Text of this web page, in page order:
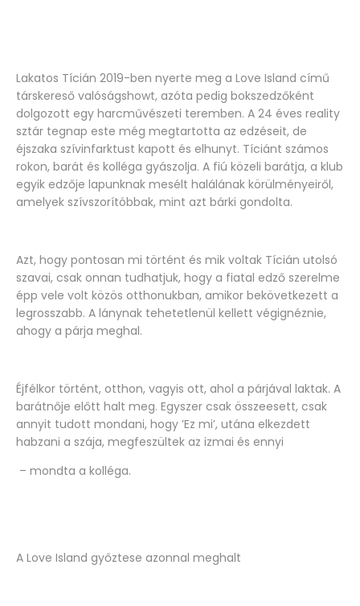
Lakatos Tícián 2019-ben nyerte meg a Love Island című
társkereső valóságshowt, azóta pedig bokszedzőként
dolgozott egy harcművészeti teremben. A 24 éves reality
sztár tegnap este még megtartotta az edzéseit, de
éjszaka szívinfarktust kapott és elhunyt. Tíciánt számos
rokon, barát és kolléga gyászolja. A fiú közeli barátja, a klub
egyik edzője lapunknak mesélt halálának körülményeiről,
amelyek szívszorítóbbak, mint azt bárki gondolta.
Azt, hogy pontosan mi történt és mik voltak Tícián utolsó
szavai, csak onnan tudhatjuk, hogy a fiatal edző szerelme
épp vele volt közös otthonukban, amikor bekövetkezett a
legrosszabb. A lánynak tehetetlenül kellett végignéznie,
ahogy a párja meghal.
Éjfélkor történt, otthon, vagyis ott, ahol a párjával laktak. A
barátnője előtt halt meg. Egyszer csak összeesett, csak
annyit tudott mondani, hogy ’Ez mi’, utána elkezdett
habzani a szája, megfeszültek az izmai és ennyi
– mondta a kolléga.
A Love Island győztese azonnal meghalt